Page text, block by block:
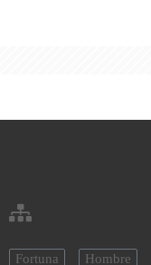
Fortuna Hombre